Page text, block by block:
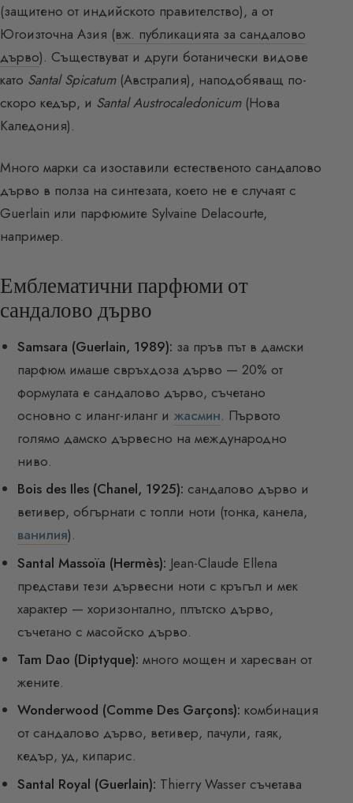
(защитено от индийското правителство), а от
Югоизточна Азия (вж. публикацията за сандалово
дърво). Съществуват и други ботанически видове
като Santal Spicatum(Австралия), наподобяващ по-
скоро кедър, и Santal Austrocaledonicum(Нова
Каледония).
Много марки са изоставили естественото сандалово
дърво в полза на синтезата, което не е случаят с
Guerlain или парфюмите Sylvaine Delacourte,
например.
Емблематични парфюми от
сандалово дърво
Samsara (Guerlain, 1989): за пръв път в дамски
парфюм имаше свръхдоза дърво — 20% от
формулата е сандалово дърво, съчетано
основно с иланг-иланг и жасмин. Първото
голямо дамско дървесно на международно
ниво.
Bois des Iles (Chanel, 1925): сандалово дърво и
ветивер, обгърнати с топли ноти (тонка, канела,
ванилия).
Santal Massoïa (Hermès): Jean-Claude Ellena
представи тези дървесни ноти с кръгъл и мек
характер — хоризонтално, плътско дърво,
съчетано с масойско дърво.
Tam Dao (Diptyque): много мощен и харесван от
жените.
Wonderwood (Comme Des Garçons): комбинация
от сандалово дърво, ветивер, пачули, гаяк,
кедър, уд, кипарис.
Santal Royal (Guerlain): Thierry Wasser съчетава